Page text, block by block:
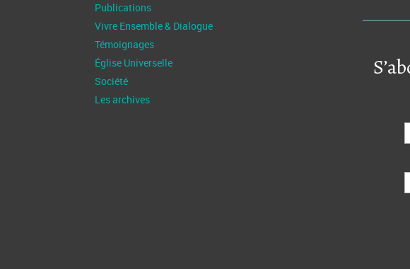
Publications
Vivre Ensemble & Dialogue
Témoignages
Église Universelle
Société
Les archives